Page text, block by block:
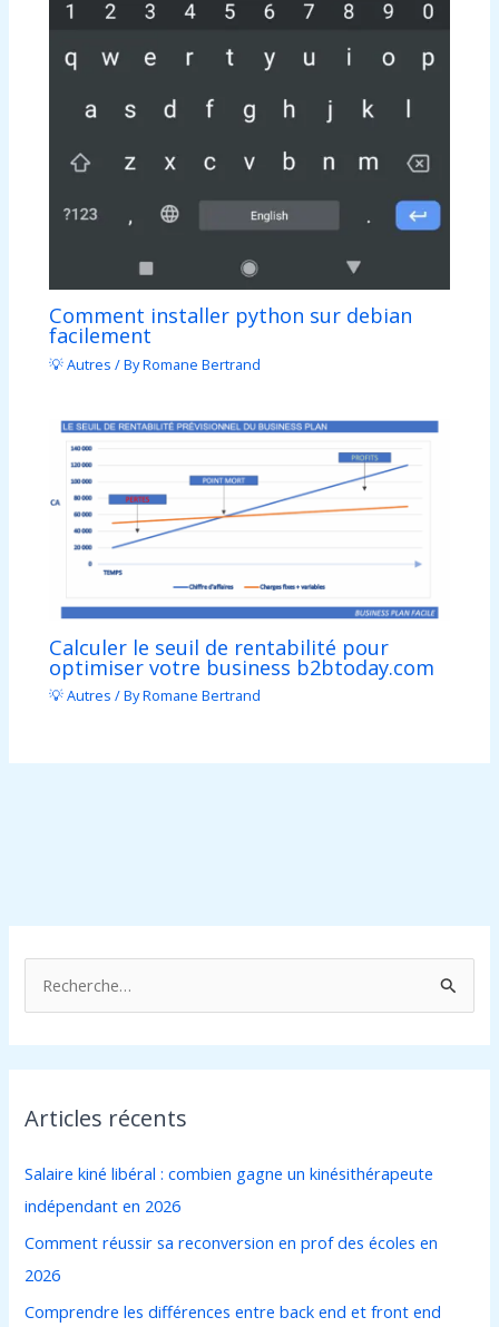
Comment installer python sur debian
facilement
💡 Autres / ByRomane Bertrand
Calculer le seuil de rentabilité pour
optimiser votre business b2btoday.com
💡 Autres / ByRomane Bertrand
e
c
h
e
r
Articles récents
Salaire kiné libéral : combien gagne un kinésithérapeute
indépendant en 2026
Comment réussir sa reconversion en prof des écoles en
2026
Comprendre les différences entre back end et front end